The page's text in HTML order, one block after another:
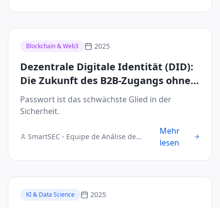
Blockchain & Web3 2025
Dezentrale Digitale Identität (DID):
Die Zukunft des B2B-Zugangs ohne
Passwörter
Passwort ist das schwächste Glied in der
Sicherheit.
SmartSEC - Equipe de Análise de
Mehr
lesen
KI & Data Science 2025